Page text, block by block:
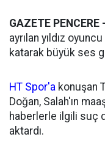
GAZETE PENCERE -
ayrılan yıldız
katarak büyük ses
HT Spor'a konuşan
Doğan, Salah'ın
haberlerle ilgili suç
aktardı.